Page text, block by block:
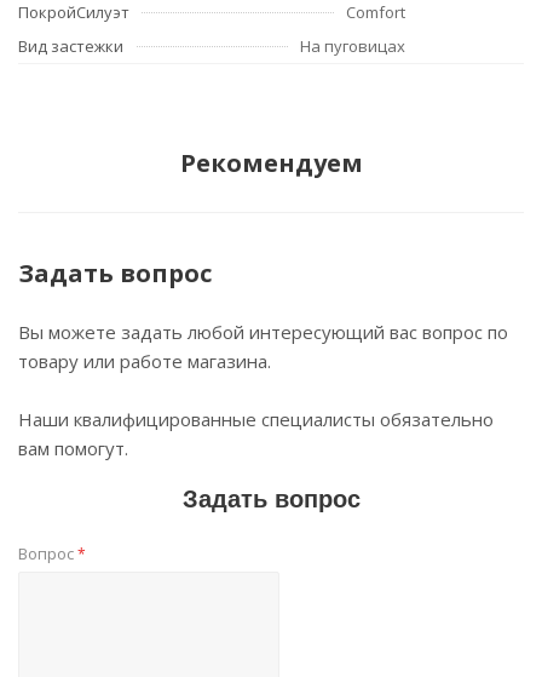
ПокройСилуэт
Comfort
Вид застежки
На пуговицах
Рекомендуем
Задать вопрос
Вы можете задать любой интересующий вас вопрос по
товару или работе магазина.
Наши квалифицированные специалисты обязательно
вам помогут.
Задать вопрос
Вопрос*